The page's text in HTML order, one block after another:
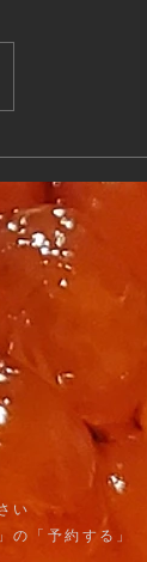
い
の「予約する」